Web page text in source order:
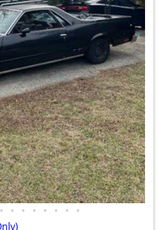
• • • • • • • •